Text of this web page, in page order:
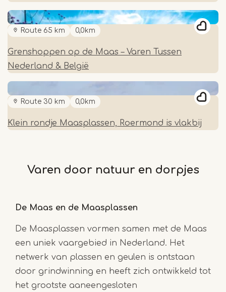
Route 65 km 0,0km
Grenshoppen op de Maas – Varen Tussen
Nederland & België
Route 30 km 0,0km
Klein rondje Maasplassen, Roermond is vlakbij
Varen door natuur en dorpjes
De Maas en de Maasplassen
De Maasplassen vormen samen met de Maas
een uniek vaargebied in Nederland. Het
netwerk van plassen en geulen is ontstaan
door grindwinning en heeft zich ontwikkeld tot
het grootste aaneengesloten